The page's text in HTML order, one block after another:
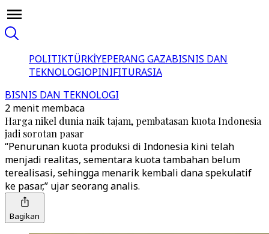
POLITIKTÜRKİYEPERANG GAZABISNIS DAN
TEKNOLOGIOPINIFITURASIA
BISNIS DAN TEKNOLOGI
2 menit membaca
Harga nikel dunia naik tajam, pembatasan kuota Indonesia
jadi sorotan pasar
“Penurunan kuota produksi di Indonesia kini telah
menjadi realitas, sementara kuota tambahan belum
terealisasi, sehingga menarik kembali dana spekulatif
ke pasar,” ujar seorang analis.
Bagikan